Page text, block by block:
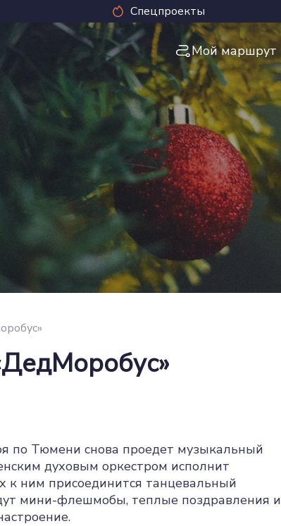
Спецпроекты
Мой маршрут
по Тюмени снова проедет музыкальный
духовым оркестром исполнит
к ним присоединится танцевальный
мини-флешмобы, теплые поздравления и